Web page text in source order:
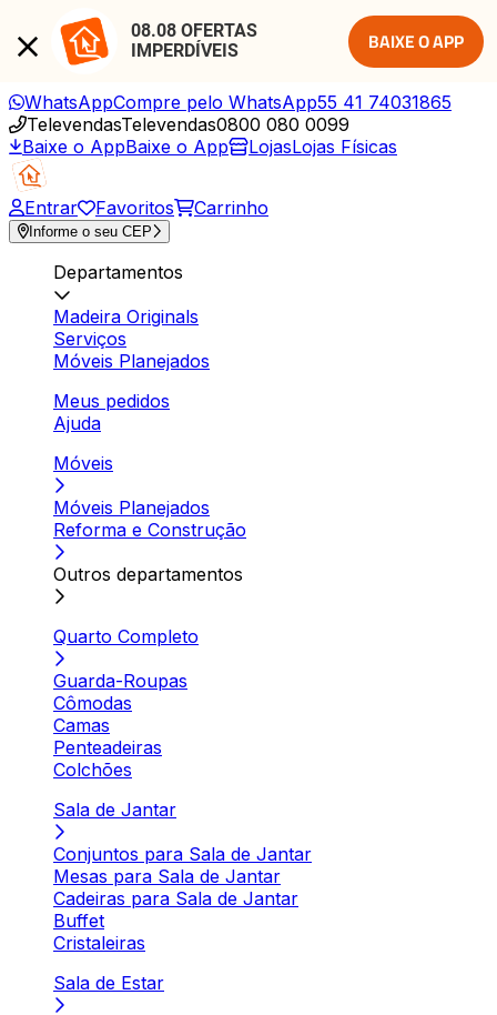
08.08 OFERTAS
IMPERDÍVEIS
BAIXE O APP
WhatsAppCompre pelo WhatsApp55 41 74031865
TelevendasTelevendas0800 080 0099
Baixe o AppBaixe o App LojasLojas Físicas
Entrar Favoritos Carrinho
Informe o seu CEP
Departamentos
Madeira Originals
Serviços
Móveis Planejados
Meus pedidos
Ajuda
Móveis
Móveis Planejados
Reforma e Construção
Outros departamentos
Quarto Completo
Guarda-Roupas
Cômodas
Camas
Penteadeiras
Colchões
Sala de Jantar
Conjuntos para Sala de Jantar
Mesas para Sala de Jantar
Cadeiras para Sala de Jantar
Buffet
Cristaleiras
Sala de Estar